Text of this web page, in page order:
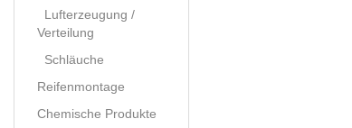
Lufterzeugung /
Verteilung
Schläuche
Reifenmontage
Chemische Produkte